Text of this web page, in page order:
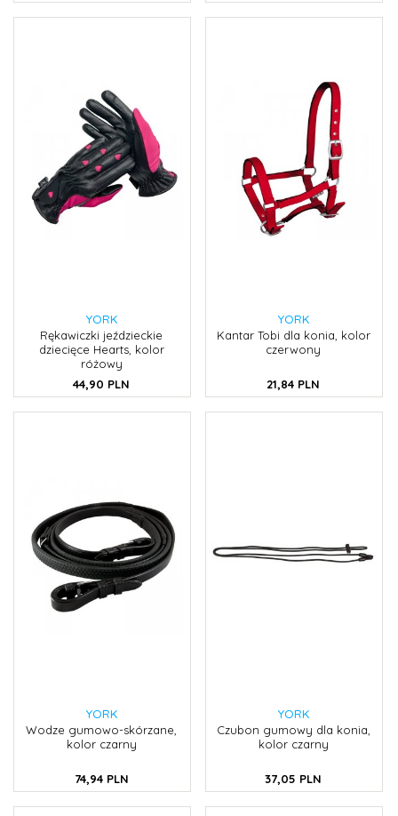
YORK
Rękawiczki jeździeckie
dziecięce Hearts, kolor
różowy
44,90 PLN
YORK
Kantar Tobi dla konia, kolor
czerwony
21,84 PLN
YORK
Wodze gumowo-skórzane,
kolor czarny
74,94 PLN
YORK
Czubon gumowy dla konia,
kolor czarny
37,05 PLN